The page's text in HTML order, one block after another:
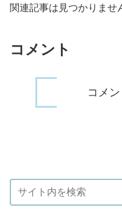
関連記事は見つかりませ
コメント
コメ